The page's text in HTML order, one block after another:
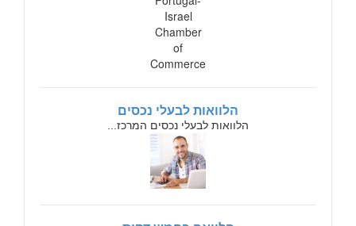
הלוואות לבעלי נכסים
הלוואות לבעלי נכסים המרכז...